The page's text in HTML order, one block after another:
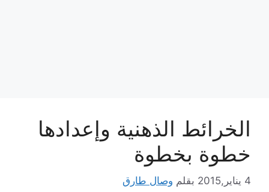
الخرائط الذهنية وإعدادها
خطوة بخطوة
4 يناير,2015 بقلم وصال طارق